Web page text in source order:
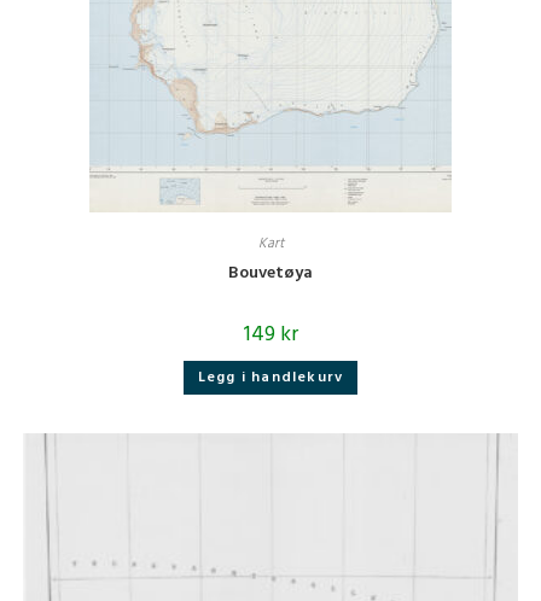
Kart
Bouvetøya
149kr
Legg i handlekurv